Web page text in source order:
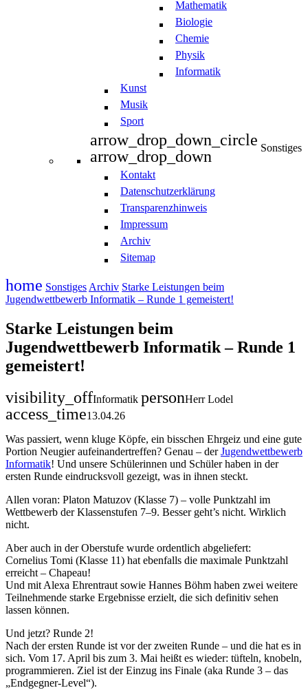
Mathematik
Biologie
Chemie
Physik
Informatik
Kunst
Musik
Sport
arrow_drop_down_circle
arrow_drop_down
Sonstiges
Kontakt
Datenschutzerklärung
Transparenzhinweis
Impressum
Archiv
Sitemap
home Sonstiges Archiv Starke Leistungen beim
Jugendwettbewerb Informatik – Runde 1 gemeistert!
Starke Leistungen beim
Jugendwettbewerb Informatik – Runde 1
gemeistert!
visibility_offInformatik personHerr Lodel
access_time13.04.26
Was passiert, wenn kluge Köpfe, ein bisschen Ehrgeiz und eine gute
Portion Neugier aufeinandertreffen? Genau – derJugendwettbewerb
Informatik! Und unsere Schülerinnen und Schüler haben in der
ersten Runde eindrucksvoll gezeigt, was in ihnen steckt.
Allen voran: Platon Matuzov (Klasse 7) – volle Punktzahl im
Wettbewerb der Klassenstufen 7–9. Besser geht’s nicht. Wirklich
nicht.
Aber auch in der Oberstufe wurde ordentlich abgeliefert:
Cornelius Tomi (Klasse 11) hat ebenfalls die maximale Punktzahl
erreicht – Chapeau!
Und mit Alexa Ehrentraut sowie Hannes Böhm haben zwei weitere
Teilnehmende starke Ergebnisse erzielt, die sich definitiv sehen
lassen können.
Und jetzt? Runde 2!
Nach der ersten Runde ist vor der zweiten Runde – und die hat es in
sich. Vom 17. April bis zum 3. Mai heißt es wieder: tüfteln, knobeln,
programmieren. Ziel ist der Einzug ins Finale (aka Runde 3 – das
„Endgegner-Level“).